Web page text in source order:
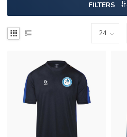
FILTERS